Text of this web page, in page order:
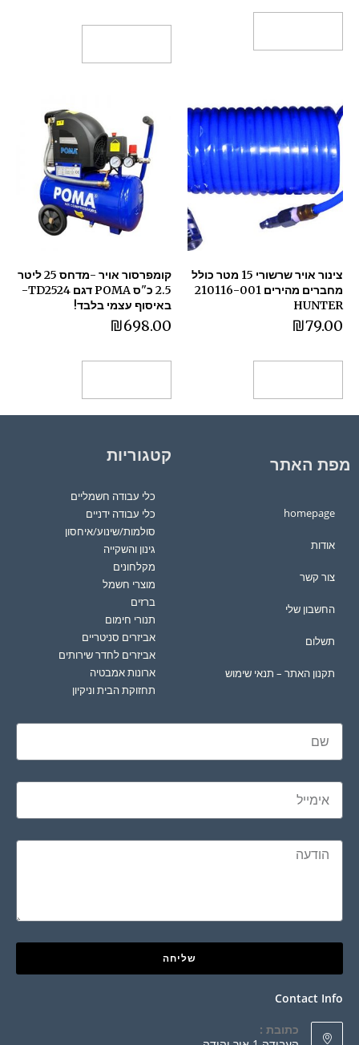
צינור אויר שרשורי 15 מטר כולל
מחברים מהירים 210116-001
HUNTER
₪79.00
קומפרסור אויר -מדחס 25 ליטר
2.5 כ"ס POMA דגם TD2524-
באיסוף עצמי בלבד!
₪698.00
מפת האתר
homepage
אודות
צור קשר
החשבון שלי
תשלום
תקנון האתר – תנאי שימוש
קטגוריות
כלי עבודה חשמליים
כלי עבודה ידניים
סולמות/שינוע/איחסון
גינון והשקייה
מקלחונים
מוצרי חשמל
ברזים
תנורי חימום
אביזרים סניטריים
אביזרים לחדר שירותים
ארונות אמבטיה
תחזוקת הבית וניקיון
שליחה
Contact Info
כתובת :